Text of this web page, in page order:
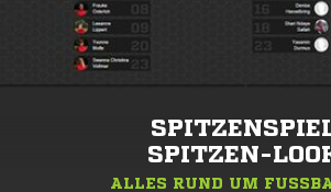
SPITZEN-
ALLES RUND UM